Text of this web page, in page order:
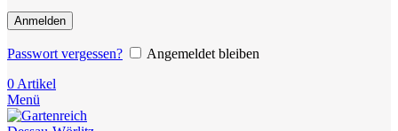
Anmelden
Passwort vergessen?
Angemeldet bleiben
0 Artikel
Menü